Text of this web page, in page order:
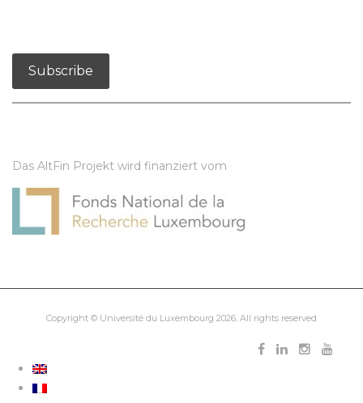
Das AltFin Projekt wird finanziert vom
Copyright © Université du Luxembourg 2026. All rights reserved